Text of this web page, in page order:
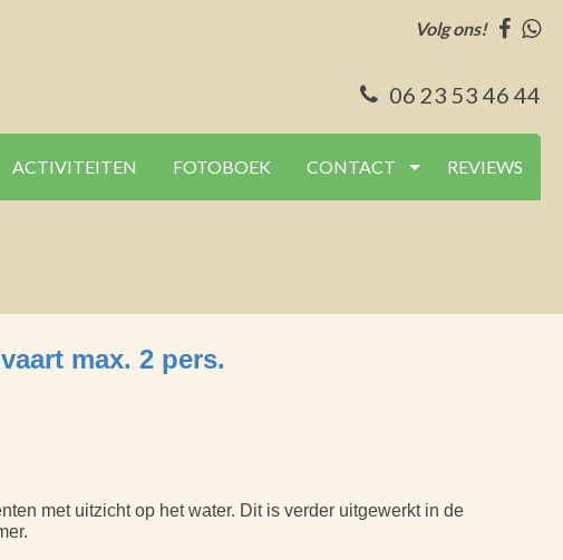
Volg ons!
06 23 53 46 44
ACTIVITEITEN FOTOBOEK CONTACT REVIEWS
max. 2 pers.
met uitzicht op het water. Dit is verder uitgewerkt in de